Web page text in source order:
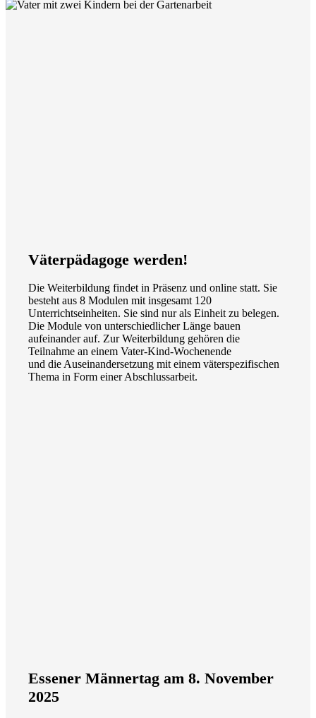
Väterpädagoge werden!
Die Weiterbildung findet in Präsenz und online statt. Sie
besteht aus 8 Modulen mit insgesamt 120
Unterrichtseinheiten. Sie sind nur als Einheit zu belegen.
Die Module von unterschiedlicher Länge bauen
aufeinander auf. Zur Weiterbildung gehören die
Teilnahme an einem Vater-Kind-Wochenende
und die Auseinandersetzung mit einem väterspezifischen
Thema in Form einer Abschlussarbeit.
Essener Männertag am 8. November
2025